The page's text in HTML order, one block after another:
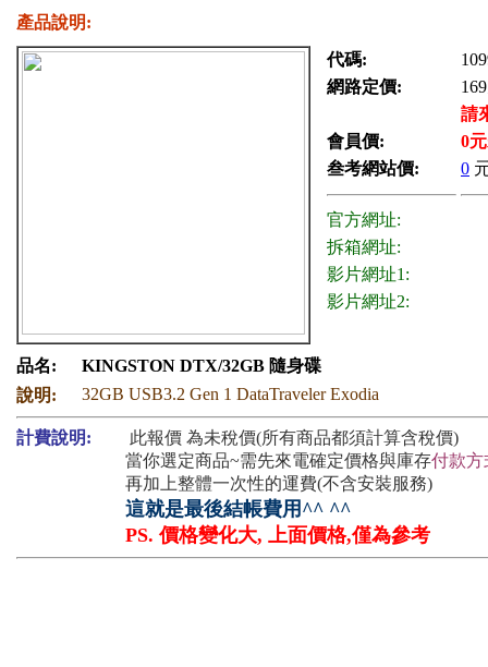
產品說明:
代碼:
網路定價:
169
請
會員價:
0
叁考網站價:
0
官方網址:
拆箱網址:
影片網址1:
影片網址2:
品名:
KINGSTON DTX/32GB 隨身碟
說明:
32GB USB3.2 Gen 1 DataTraveler Exodia
計費說明:
此報價 為未稅價(所有商品都須計算含稅價)
當你選定商品~需先來電確定價格與庫存付款方
再加上整體一次性的運費(不含安裝服務)
這就是最後結帳費用^^ ^^
PS. 價格變化大, 上面價格,僅為參考